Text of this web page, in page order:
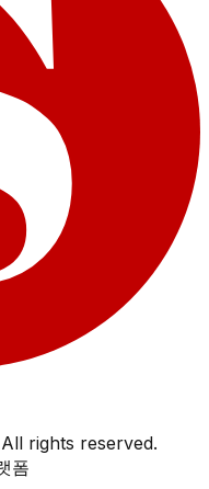
rights reserved.
폼